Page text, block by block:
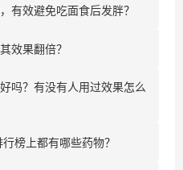
有效避免吃面食后发胖？
效果翻倍？
吗？有没有人用过效果怎么
榜上都有哪些药物？